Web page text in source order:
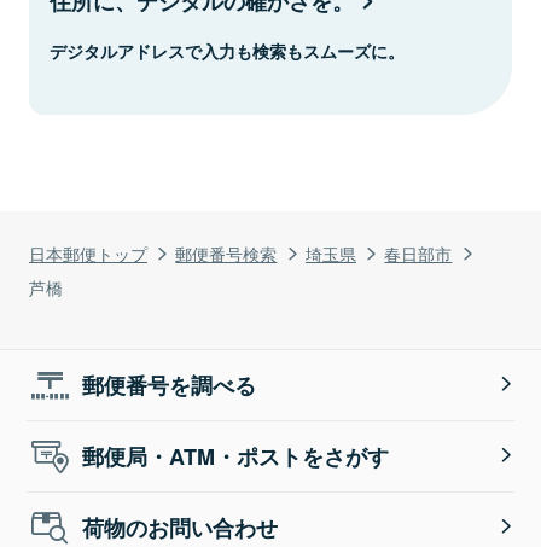
日本郵便トップ 郵便番号検索 埼玉県
春日部市
芦橋
デジタルアドレスで入力も検索もスムーズに。
郵便番号を調べる
郵便局・ATM・ポストをさがす
荷物のお問い合わせ